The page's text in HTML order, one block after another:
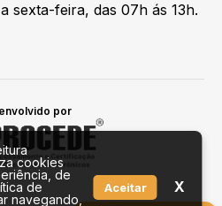
sexta-feira, das 07h ás 13h.
por
cookies
de
de
navegando,
Aceitar X